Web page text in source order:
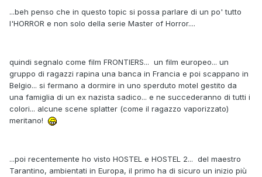
...beh penso che in questo topic si possa parlare di un po' tutto
l'HORROR e non solo della serie Master of Horror....
quindi segnalo come film FRONTIERS... un film europeo... un
gruppo di ragazzi rapina una banca in Francia e poi scappano in
Belgio... si fermano a dormire in uno sperduto motel gestito da
una famiglia di un ex nazista sadico... e ne succederanno di tutti i
colori... alcune scene splatter (come il ragazzo vaporizzato)
meritano!
...poi recentemente ho visto HOSTEL e HOSTEL 2... del maestro
Tarantino, ambientati in Europa, il primo ha di sicuro un inizio più